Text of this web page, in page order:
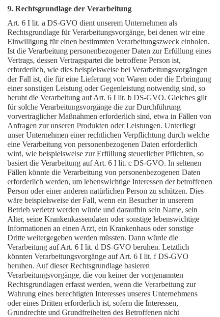
9. Rechtsgrundlage der Verarbeitung
Art. 6 I lit. a DS-GVO dient unserem Unternehmen als
Rechtsgrundlage für Verarbeitungsvorgänge, bei denen wir eine
Einwilligung für einen bestimmten Verarbeitungszweck einholen.
Ist die Verarbeitung personenbezogener Daten zur Erfüllung eines
Vertrags, dessen Vertragspartei die betroffene Person ist,
erforderlich, wie dies beispielsweise bei Verarbeitungsvorgängen
der Fall ist, die für eine Lieferung von Waren oder die Erbringung
einer sonstigen Leistung oder Gegenleistung notwendig sind, so
beruht die Verarbeitung auf Art. 6 I lit. b DS-GVO. Gleiches gilt
für solche Verarbeitungsvorgänge die zur Durchführung
vorvertraglicher Maßnahmen erforderlich sind, etwa in Fällen von
Anfragen zur unseren Produkten oder Leistungen. Unterliegt
unser Unternehmen einer rechtlichen Verpflichtung durch welche
eine Verarbeitung von personenbezogenen Daten erforderlich
wird, wie beispielsweise zur Erfüllung steuerlicher Pflichten, so
basiert die Verarbeitung auf Art. 6 I lit. c DS-GVO. In seltenen
Fällen könnte die Verarbeitung von personenbezogenen Daten
erforderlich werden, um lebenswichtige Interessen der betroffenen
Person oder einer anderen natürlichen Person zu schützen. Dies
wäre beispielsweise der Fall, wenn ein Besucher in unserem
Betrieb verletzt werden würde und daraufhin sein Name, sein
Alter, seine Krankenkassendaten oder sonstige lebenswichtige
Informationen an einen Arzt, ein Krankenhaus oder sonstige
Dritte weitergegeben werden müssten. Dann würde die
Verarbeitung auf Art. 6 I lit. d DS-GVO beruhen. Letztlich
könnten Verarbeitungsvorgänge auf Art. 6 I lit. f DS-GVO
beruhen. Auf dieser Rechtsgrundlage basieren
Verarbeitungsvorgänge, die von keiner der vorgenannten
Rechtsgrundlagen erfasst werden, wenn die Verarbeitung zur
Wahrung eines berechtigten Interesses unseres Unternehmens
oder eines Dritten erforderlich ist, sofern die Interessen,
Grundrechte und Grundfreiheiten des Betroffenen nicht